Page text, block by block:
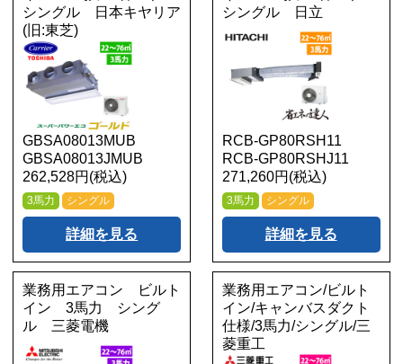
シングル 日本キヤリア
(旧:東芝)
GBSA08013MUB
GBSA08013JMUB
262,528円(税込)
3馬力 シングル
詳細を見る
シングル 日立
RCB-GP80RSH11
RCB-GP80RSHJ11
271,260円(税込)
3馬力 シングル
詳細を見る
業務用エアコン ビルト
イン 3馬力 シング
ル 三菱電機
業務用エアコン/ビルト
イン/キャンバスダクト
仕様/3馬力/シングル/三
菱重工